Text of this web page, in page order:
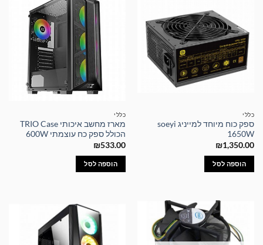
כללי
ספק כוח מיוחד למייניג soeyi
1650W
₪1,350.00
הוספה לסל
כללי
מארז מחשב איכותי TRIO Case
הכולל ספק כח עוצמתי 600W
₪533.00
הוספה לסל